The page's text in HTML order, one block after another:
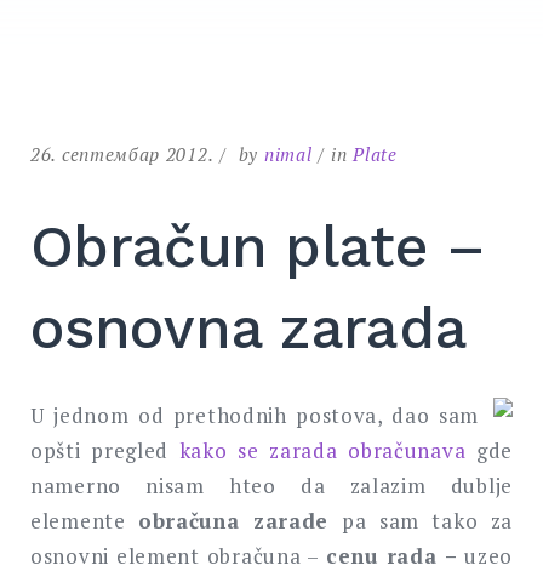
26. септембар 2012. by nimal inPlate
Obračun plate –
osnovna zarada
U jednom od prethodnih postova, dao sam
opšti pregled kako se zarada obračunava gde
namerno nisam hteo da zalazim dublje
elemente obračuna zarade pa sam tako za
osnovni element obračuna – cenu rada –uzeo